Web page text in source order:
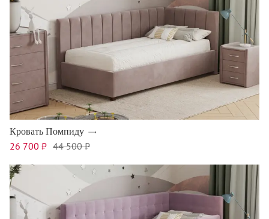
Кровать Помпиду
26 700 ₽ 44 500 ₽